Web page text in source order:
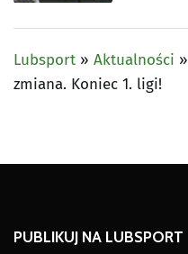
Lubsport » Aktualności »
zmiana. Koniec 1. ligi!
PUBLIKUJ NA LUBSPORT